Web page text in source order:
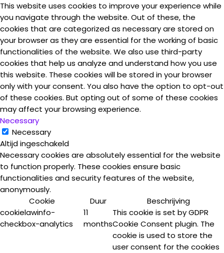
This website uses cookies to improve your experience while
you navigate through the website. Out of these, the
cookies that are categorized as necessary are stored on
your browser as they are essential for the working of basic
functionalities of the website. We also use third-party
cookies that help us analyze and understand how you use
this website. These cookies will be stored in your browser
only with your consent. You also have the option to opt-out
of these cookies. But opting out of some of these cookies
may affect your browsing experience.
Necessary
Necessary
Altijd ingeschakeld
Necessary cookies are absolutely essential for the website
to function properly. These cookies ensure basic
functionalities and security features of the website,
anonymously.
Cookie
Duur
Beschrijving
cookielawinfo-
checkbox-analytics
11
months
This cookie is set by GDPR
Cookie Consent plugin. The
cookie is used to store the
user consent for the cookies